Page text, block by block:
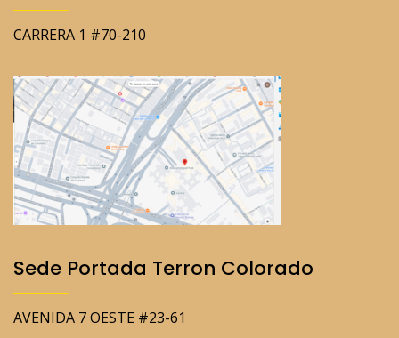
CARRERA 1 #70-210
Sede Portada Terron Colorado
AVENIDA 7 OESTE #23-61